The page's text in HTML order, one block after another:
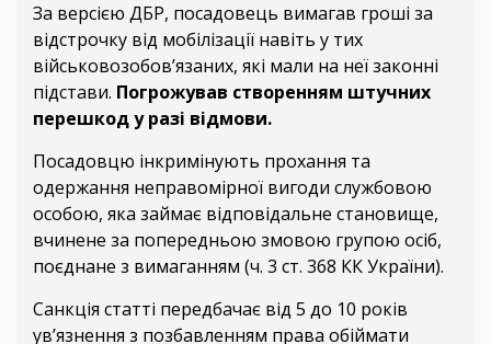
За версією ДБР, посадовець вимагав гроші за
відстрочку від мобілізації навіть у тих
військовозобов’язаних, які мали на неї законні
підстави. Погрожував створенням штучних
перешкод у разі відмови.
Посадовцю інкримінують прохання та
одержання неправомірної вигоди службовою
особою, яка займає відповідальне становище,
вчинене за попередньою змовою групою осіб,
поєднане з вимаганням (ч. 3 ст. 368 КК України).
Санкція статті передбачає від 5 до 10 років
ув’язнення з позбавленням права обіймати